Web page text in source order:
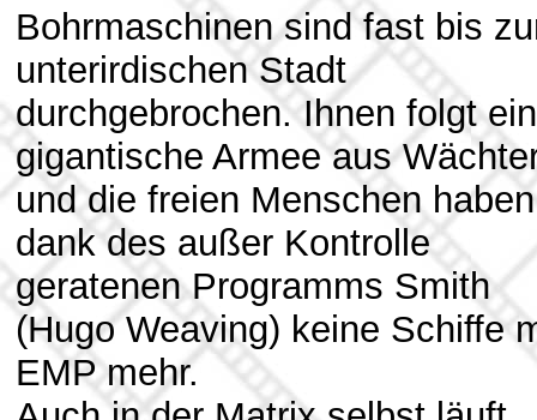
Bohrmaschinen sind fast bis
unterirdischen Stadt
durchgebrochen. Ihnen folgt
gigantische Armee aus
und die freien Menschen haben
dank des außer Kontrolle
geratenen Programms Smith
(Hugo Weaving) keine Schiffe
EMP mehr.